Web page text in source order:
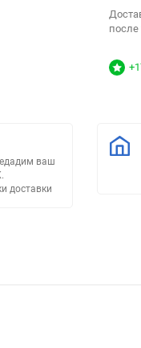
ваш
доставки